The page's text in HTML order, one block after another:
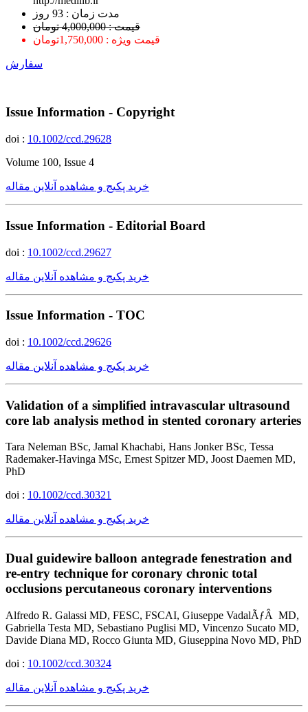
ﻣﺪﺕ ﺯﻣﺎﻥ : 93 ﺭﻭﺯ
قیمت : 4,000,000 تومان
قیمت ویژه : 1,750,000تومان
سفارش
Issue Information - Copyright
doi : 10.1002/ccd.29628
Volume 100, Issue 4
خرید پکیج و مشاهده آنلاین مقاله
Issue Information - Editorial Board
doi : 10.1002/ccd.29627
خرید پکیج و مشاهده آنلاین مقاله
Issue Information - TOC
doi : 10.1002/ccd.29626
خرید پکیج و مشاهده آنلاین مقاله
Validation of a simplified intravascular ultrasound
core lab analysis method in stented coronary arteries
Tara Neleman BSc, Jamal Khachabi, Hans Jonker BSc, Tessa
Rademaker-Havinga MSc, Ernest Spitzer MD, Joost Daemen MD,
PhD
doi : 10.1002/ccd.30321
خرید پکیج و مشاهده آنلاین مقاله
Dual guidewire balloon antegrade fenestration and
re-entry technique for coronary chronic total
occlusions percutaneous coronary interventions
Alfredo R. Galassi MD, FESC, FSCAI, Giuseppe VadalÃƒÂ MD,
Gabriella Testa MD, Sebastiano Puglisi MD, Vincenzo Sucato MD,
Davide Diana MD, Rocco Giunta MD, Giuseppina Novo MD, PhD
doi : 10.1002/ccd.30324
خرید پکیج و مشاهده آنلاین مقاله